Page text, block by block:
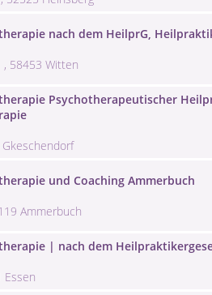
nach dem HeilprG,
, 58453 Witten
Psychotherapeutischer
und Coaching Ammerbuch
Ammerbuch
| nach dem
Essen